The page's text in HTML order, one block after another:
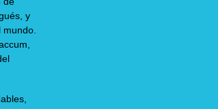
y
mundo.